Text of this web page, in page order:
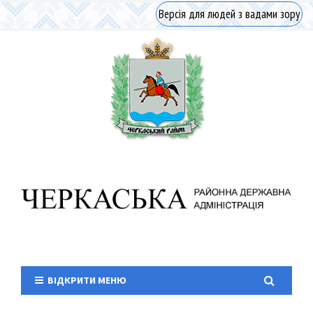
Версія для людей з вадами зору
ВІДКРИТИ МЕНЮ